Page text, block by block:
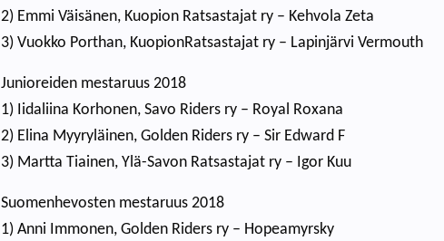
2) Emmi Väisänen, Kuopion Ratsastajat ry – Kehvola Zeta
3) Vuokko Porthan, KuopionRatsastajat ry – Lapinjärvi Vermouth
Junioreiden mestaruus 2018
1) Iidaliina Korhonen, Savo Riders ry – Royal Roxana
2) Elina Myyryläinen, Golden Riders ry – Sir Edward F
3) Martta Tiainen, Ylä-Savon Ratsastajat ry – Igor Kuu
Suomenhevosten mestaruus 2018
1) Anni Immonen, Golden Riders ry – Hopeamyrsky